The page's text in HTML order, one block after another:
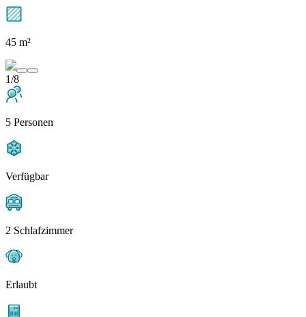
45 m²
1/8
5 Personen
Verfügbar
2 Schlafzimmer
Erlaubt